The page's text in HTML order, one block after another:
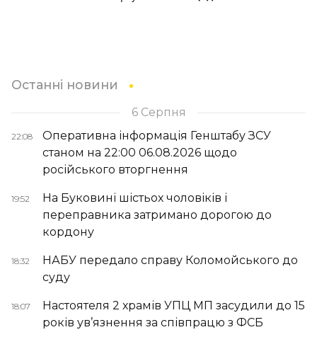
Останні новини
6 Серпня
22:08
Оперативна інформація Генштабу ЗСУ
станом на 22:00 06.08.2026 щодо
російського вторгнення
19:52
На Буковині шістьох чоловіків і
переправника затримано дорогою до
кордону
18:32
НАБУ передало справу Коломойського до
суду
18:07
Настоятеля 2 храмів УПЦ МП засудили до 15
років ув’язнення за співпрацю з ФСБ